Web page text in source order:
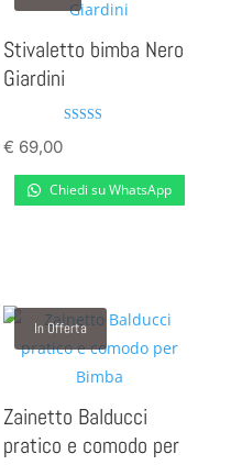
Stivaletto bimba Nero
Giardini
€ 69,00
Chiedi su WhatsApp
In Offerta
Zainetto Balducci
pratico e comodo per